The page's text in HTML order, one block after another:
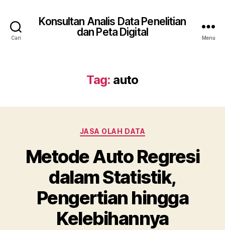
Cari
Konsultan Analis Data Penelitian
dan Peta Digital
Menu
Tag: auto
Kategori
JASA OLAH DATA
Metode Auto Regresi
dalam Statistik,
Pengertian hingga
Kelebihannya